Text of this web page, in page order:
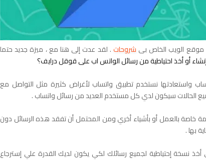
موقع الويب الخاص بي شروحات. لقد عدت إلى هنا مع ، ميزة جديد حتما
أو أخذ احتياطية من رسائل الواتس اب على قوقل درايف؟
واستعادتها نستخدم تطبيق واتساب لأغراض كثيرة مثل التواصل مع
الحالات سيكون لدي كل مستخدم العديد من رسائل واتساب .
خاصة بالعمل أو بأشياء أخري ومن المحتمل أن تفقد هذه الرسائل دون
بها .
نسخة إحتياطية لجميع رسائلك لكي يكون لديك القدرة علي إسترجاع